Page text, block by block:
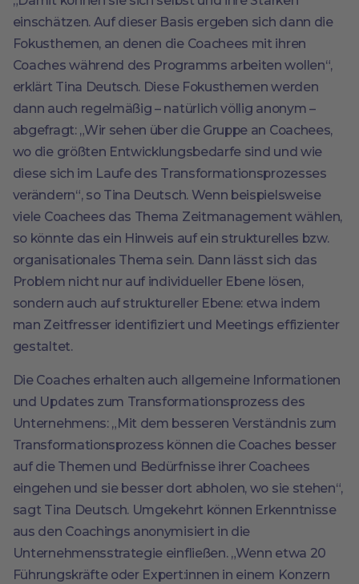
einschätzen. Auf dieser Basis ergeben sich dann die
Fokusthemen, an denen die Coachees mit ihren
Coaches während des Programms arbeiten wollen“,
erklärt Tina Deutsch. Diese Fokusthemen werden
dann auch regelmäßig – natürlich völlig anonym –
abgefragt: „Wir sehen über die Gruppe an Coachees,
wo die größten Entwicklungsbedarfe sind und wie
diese sich im Laufe des Transformationsprozesses
verändern“, so Tina Deutsch. Wenn beispielsweise
viele Coachees das Thema Zeitmanagement wählen,
so könnte das ein Hinweis auf ein strukturelles bzw.
organisationales Thema sein. Dann lässt sich das
Problem nicht nur auf individueller Ebene lösen,
sondern auch auf struktureller Ebene: etwa indem
man Zeitfresser identifiziert und Meetings effizienter
gestaltet.
Die Coaches erhalten auch allgemeine Informationen
und Updates zum Transformationsprozess des
Unternehmens: „Mit dem besseren Verständnis zum
Transformationsprozess können die Coaches besser
auf die Themen und Bedürfnisse ihrer Coachees
eingehen und sie besser dort abholen, wo sie stehen“,
sagt Tina Deutsch. Umgekehrt können Erkenntnisse
aus den Coachings anonymisiert in die
Unternehmensstrategie einfließen. „Wenn etwa 20
Führungskräfte oder Expert:innen in einem Konzern